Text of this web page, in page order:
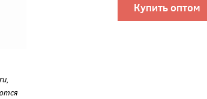
Купить оптом